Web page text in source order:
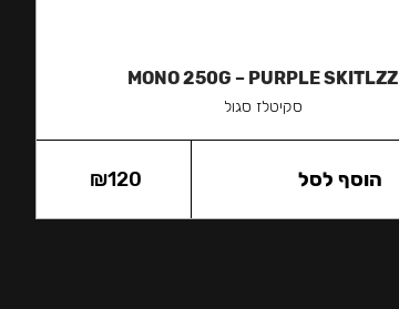
MONO 250G – PURPLE SKITLZZ
סקיטלז סגול
₪120 הוסף לסל